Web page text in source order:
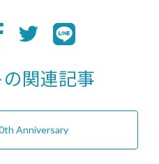
関連記事
Anniversary